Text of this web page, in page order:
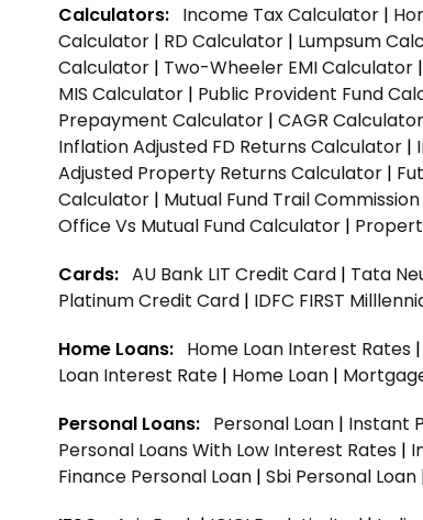
Calculators: Income Tax Calculator |
Calculator | RD Calculator | Lumpsum
Calculator | Two-Wheeler EMI Calculator |
MIS Calculator | Public Provident Fund
Prepayment Calculator | CAGR Calculator
Inflation Adjusted FD Returns Calculator |
Adjusted Property Returns Calculator |
Calculator | Mutual Fund Trail
Office Vs Mutual Fund Calculator |
Cards: AU Bank LIT Credit Card | Tata
Platinum Credit Card | IDFC FIRST
Home Loans: Home Loan Interest Rates |
Loan Interest Rate | Home Loan |
Personal Loans: Personal Loan | Instant
Personal Loans With Low Interest Rates |
Finance Personal Loan | Sbi Personal Loan